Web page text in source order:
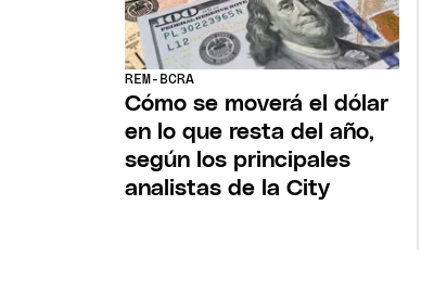
REM-BCRA
Cómo se moverá el dólar
en lo que resta del año,
según los principales
analistas de la City